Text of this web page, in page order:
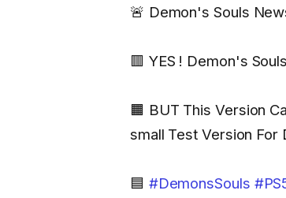
🚨 Demon's Souls
🟥 YES ! Demon's
🟧 BUT This Version
small Test Version For
🟦 #DemonsSouls